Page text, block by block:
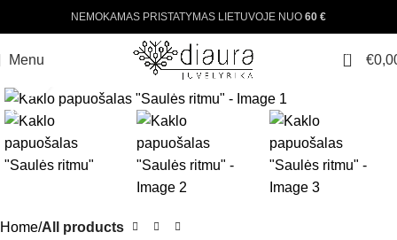
NEMOKAMAS PRISTATYMAS LIETUVOJE NUO 60 €
Menu 0 €
-31%
Home All products